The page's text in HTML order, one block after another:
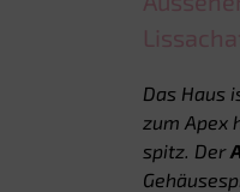
Das Haus
zum Apex
spitz. Der